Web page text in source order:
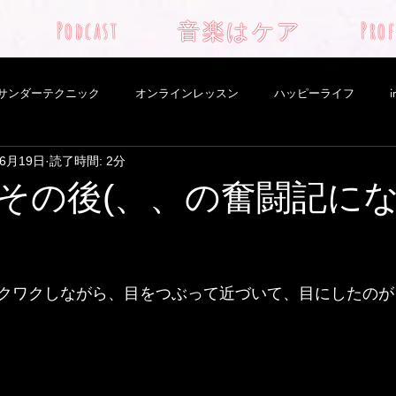
Podcast 音楽はケア
ンダーテクニック オンラインレッスン ハッピーライフ
choro aula piano lesson
自然 自分軸 新しいプロジェクト 太極拳 羊
の後(、、の奮闘記に
月19日 読了時間: 2分
ワクしながら、目をつぶって近づいて、目にしたの